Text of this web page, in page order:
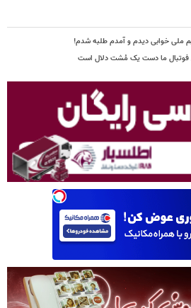
ملی خوابی دیدم و آمدم طلبه شدم!
فوتبال ما دست یک مُشت دلال است